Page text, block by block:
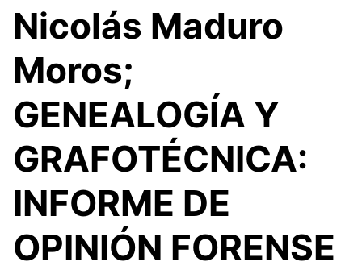
Nicolás Maduro
Moros;
GENEALOGÍA Y
GRAFOTÉCNICA:
INFORME DE
OPINIÓN FORENSE